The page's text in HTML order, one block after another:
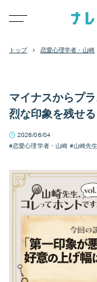
恋愛心理学者・山崎
マイナスからプ
烈な印象を残せ
2026/06/04
恋愛心理学者・山崎
山崎先